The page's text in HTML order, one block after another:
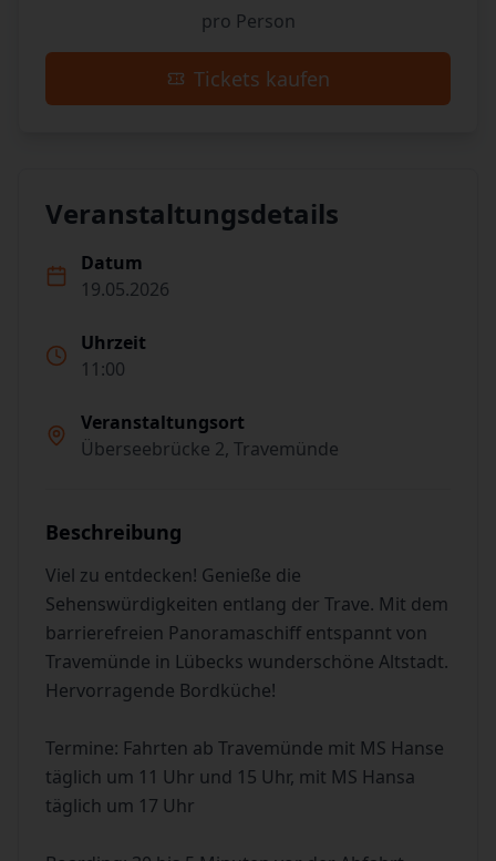
pro Person
Tickets kaufen
Veranstaltungsdetails
Datum
19.05.2026
Uhrzeit
11:00
Veranstaltungsort
Überseebrücke 2, Travemünde
Beschreibung
Viel zu entdecken! Genieße die
Sehenswürdigkeiten entlang der Trave. Mit dem
barrierefreien Panoramaschiff entspannt von
Travemünde in Lübecks wunderschöne Altstadt.
Hervorragende Bordküche!
Termine: Fahrten ab Travemünde mit MS Hanse
täglich um 11 Uhr und 15 Uhr, mit MS Hansa
täglich um 17 Uhr